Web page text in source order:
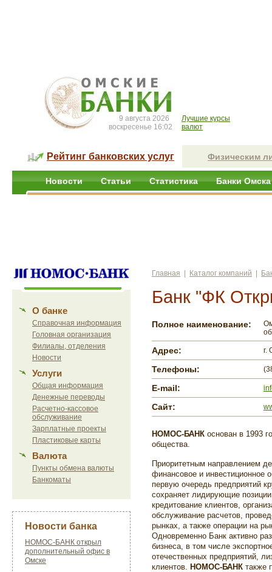
9 августа 2026
воскресенье 16:02
Лучшие курсы
валют
Рейтинг банковских услуг Физическим
Новости Статьи Статистика Банки Омска
О банке
Справочная информация
Головная организация
Филиалы, отделения
Новости
Услуги
Общая информация
Денежные переводы
Расчетно-кассовое
обслуживание
Зарплатные проекты
Пластиковые карты
Валюта
Пункты обмена валюты
Банкоматы
Новости банка
НОМОС-БАНК открыл
дополнительный офис в
Омске
Главная Каталог компаний
Банк "ФК
Полное наименование:
Адрес: г.
Телефоны:
E-mail:
Сайт:
НОМОС-БАНК основан в 1993
общества.
Приоритетным направлением
финансовое и инвестиционное
первую очередь предприятий
сохраняет лидирующие
кредитование клиентов,
обслуживание расчетов,
рынках, а также операции на
Одновременно Банк активно
бизнеса, в том числе
отечественных предприятий,
клиентов. НОМОС-БАНК также